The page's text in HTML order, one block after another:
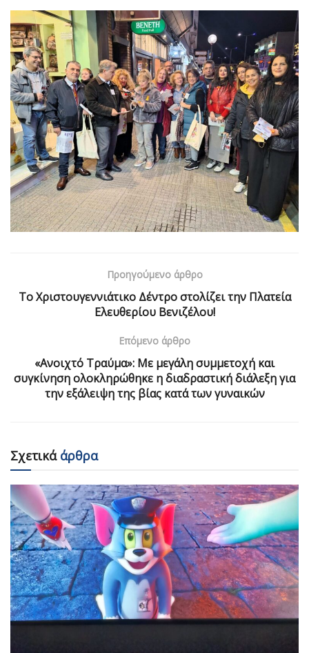
Προηγούμενο άρθρο
Το Χριστουγεννιάτικο Δέντρο στολίζει την Πλατεία
Ελευθερίου Βενιζέλου!
Επόμενο άρθρο
«Ανοιχτό Τραύμα»: Με μεγάλη συμμετοχή και
συγκίνηση ολοκληρώθηκε η διαδραστική διάλεξη για
την εξάλειψη της βίας κατά των γυναικών
Σχετικάάρθρα